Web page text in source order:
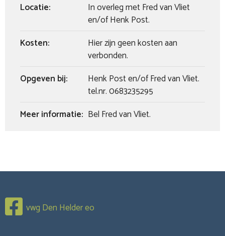
Locatie:
In overleg met Fred van Vliet
en/of Henk Post.
Kosten:
Hier zijn geen kosten aan
verbonden.
Opgeven bij:
Henk Post en/of Fred van Vliet.
tel.nr. 0683235295
Meer informatie: Bel Fred van Vliet.
vwg Den Helder eo